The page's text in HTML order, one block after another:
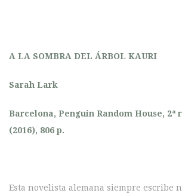
A LA SOMBRA DEL ÁRBOL KAURI
Sarah Lark
Barcelona, Penguin Random House, 2ª
(2016), 806 p.
Esta novelista alemana siempre escribe